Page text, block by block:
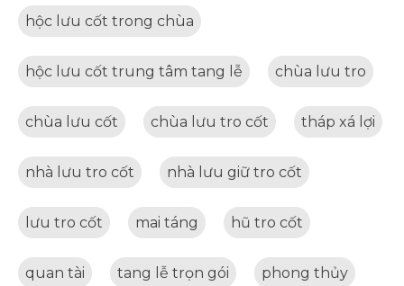
hộc lưu cốt trong chùa
hộc lưu cốt trung tâm tang lễ chùa lưu tro
chùa lưu cốt chùa lưu tro cốt tháp xá lợi
nhà lưu tro cốt nhà lưu giữ tro cốt
lưu tro cốt mai táng hũ tro cốt
quan tài tang lễ trọn gói phong thủy